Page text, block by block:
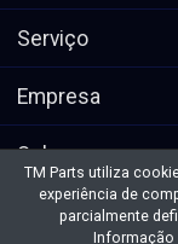
Serviço
Empresa
Subscrever a
* Todos os preços excl.
TM Parts utiliza
experiência de
parcialmente
Informação